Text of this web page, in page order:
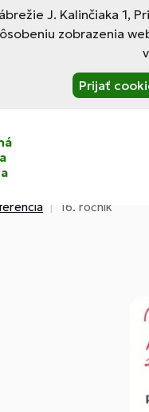
J. Kalinčiaka 1,
zobrazenia
Prijať
16. ročník